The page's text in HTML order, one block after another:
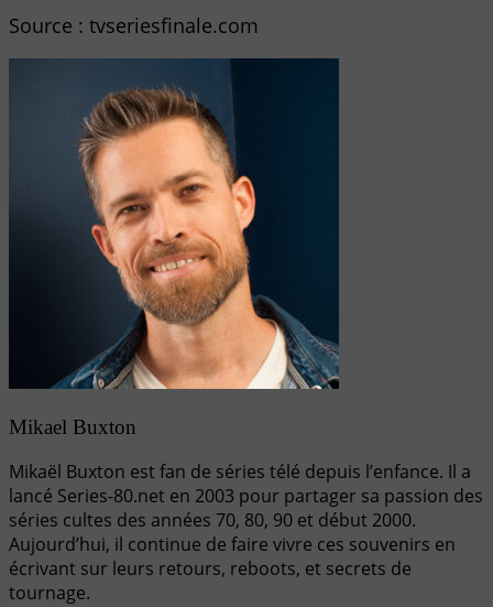
Source : tvseriesfinale.com
Mikael Buxton
Mikaël Buxton est fan de séries télé depuis l’enfance. Il a
lancé Series-80.net en 2003 pour partager sa passion des
séries cultes des années 70, 80, 90 et début 2000.
Aujourd’hui, il continue de faire vivre ces souvenirs en
écrivant sur leurs retours, reboots, et secrets de
tournage.